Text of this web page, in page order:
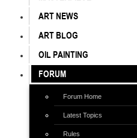
ART NEWS
ART BLOG
OIL PAINTING
FORUM
Forum Home
Latest Topics
Rules